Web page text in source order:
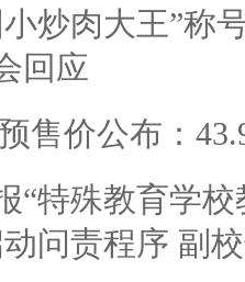
炒肉大王”称
回应
售价公布：
“特殊教育学
问责程序 副